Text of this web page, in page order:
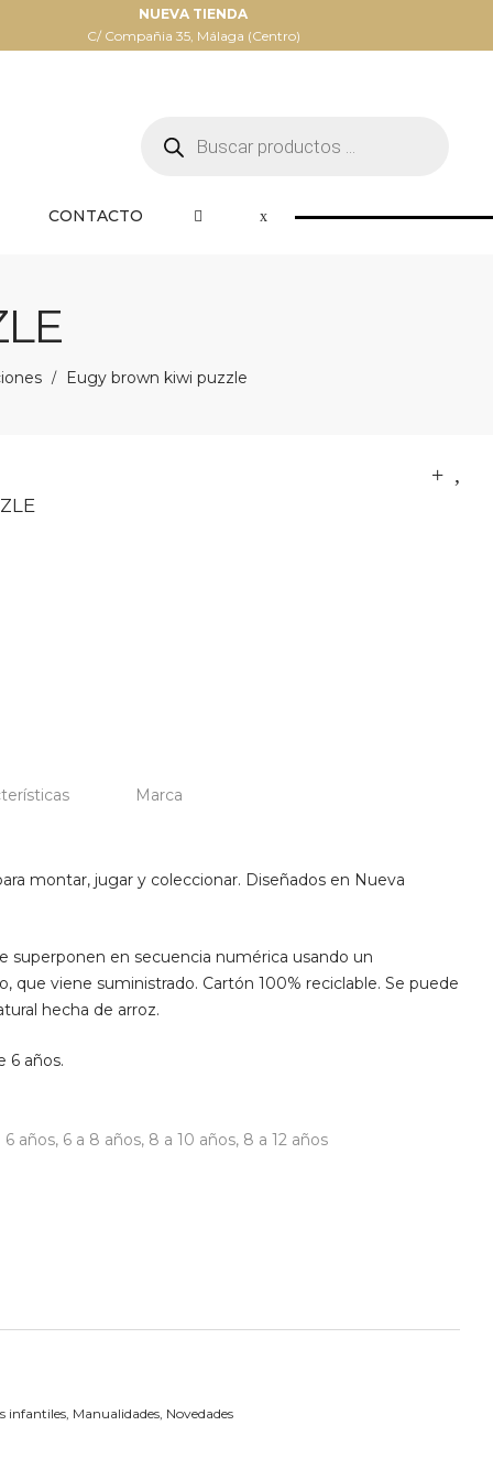
NUEVA TIENDA
C/ Compañia 35, Málaga (Centro)
productos
CONTACTO
/ Eugy brown kiwi puzzle
Marca
montar, jugar y coleccionar. Diseñados en Nueva
superponen en secuencia numérica usando un
que viene suministrado. Cartón 100% reciclable. Se puede
hecha de arroz.
6 años.
6 años, 6 a 8 años, 8 a 10 años, 8 a 12 años
infantiles Manualidades Novedades